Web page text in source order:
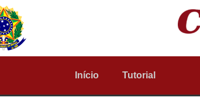
Início Tutorial